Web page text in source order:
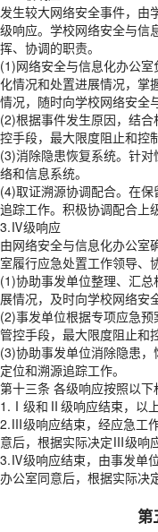
发生较大网络安全事件，由
级响应。学校网络安全与信
挥、协调的职责。
(1)网络安全与信息化办公
化情况和处置进展情况，掌
情况，随时向学校网络安全
(2)根据事件发生原因，结
控手段，最大限度阻止和控
(3)消除隐患恢复系统。针
络和信息系统。
(4)取证溯源协调配合。在
追踪工作。积极协调配合上
3.Ⅳ级响应
由网络安全与信息化办公
室履行应急处置工作领导、
(1)协助事发单位整理、汇
展情况，及时向学校网络安
(2)事发单位根据专项应急预
管控手段，最大限度阻止和
(3)协助事发单位消除隐患
定位和溯源追踪工作。
第十三条 各级响应按照以下
1.Ⅰ级和Ⅱ级响应结束，以上
2.Ⅲ级响应结束，经应急工
意后，根据实际决定Ⅲ级响
3.Ⅳ级响应结束，由事发单
办公室同意后，根据实际决
第